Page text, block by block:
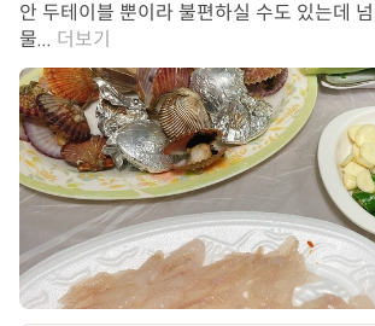
안 두테이블 뿐이라 불편하실 수도 있는데
물... 더보기